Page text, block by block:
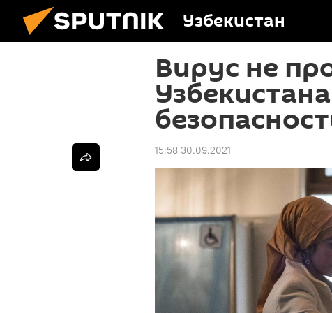
Узбекистан
Вирус не
15:58 30.09.2021